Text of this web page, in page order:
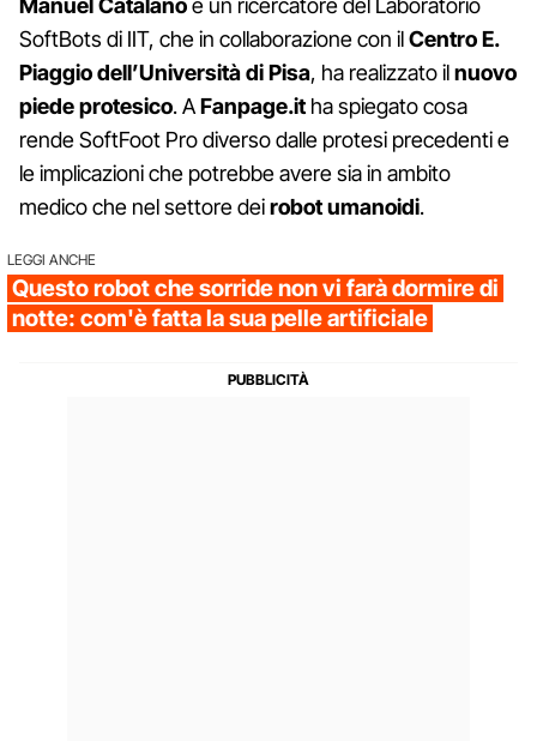
Manuel Catalanoè un ricercatore del Laboratorio
SoftBots di IIT, che in collaborazione con ilCentro E.
Piaggio dell’Università di Pisa, ha realizzato ilnuovo
piede protesico. AFanpage.it ha spiegato cosa
rende SoftFoot Pro diverso dalle protesi precedenti e
le implicazioni che potrebbe avere sia in ambito
medico che nel settore deirobot umanoidi.
LEGGI ANCHE
Questo robot che sorride non vi farà dormire di
notte: com'è fatta la sua pelle artificiale